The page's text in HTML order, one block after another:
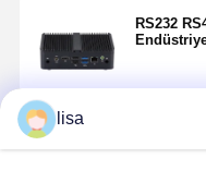
RS232
lisa